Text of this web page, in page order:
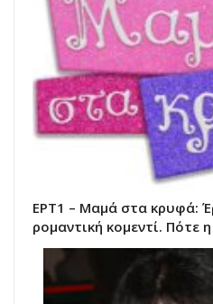
ΕΡΤ1 – Μαμά στα κρυφά:
ρομαντική κομεντί. Πότε